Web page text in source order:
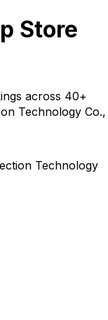
Store
across 40+
Technology Co.,
Technology